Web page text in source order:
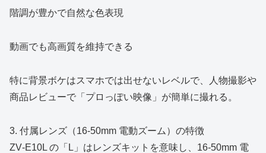
階調が豊かで自然な色表現
動画でも高画質を維持できる
特に背景ボケはスマホでは出せないレベルで、人物撮影や
商品レビューで「プロっぽい映像」が簡単に撮れる。
3. 付属レンズ（16‑50mm 電動ズーム）の特徴
ZV‑E10L の「L」はレンズキットを意味し、16‑50mm 電